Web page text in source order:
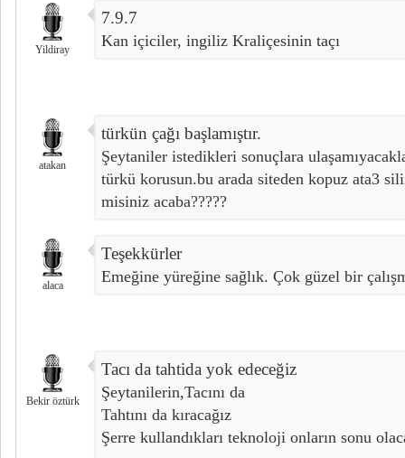
Yildiray
7.9.7
Kan içiciler, ingiliz Kraliçesinin taçı
atakan
türkün çağı başlamıştır.
Şeytaniler istedikleri sonuçlara
türkü korusun.bu arada siteden kopuz ata3
misiniz acaba?????
alaca
Teşekkürler
Emeğine yüreğine sağlık. Çok güzel bir
Bekir öztürk
Tacı da tahtida yok edeceğiz
Şeytanilerin,Tacını da
Tahtını da kıracağız
Şerre kullandıkları teknoloji onların sonu